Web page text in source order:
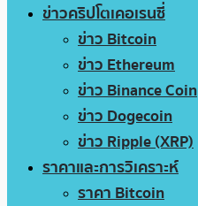
ข่าวคริปโตเคอเรนซี่
ข่าว Bitcoin
ข่าว Ethereum
ข่าว Binance Coin
ข่าว Dogecoin
ข่าว Ripple (XRP)
ราคาและการวิเคราะห์
ราคา Bitcoin